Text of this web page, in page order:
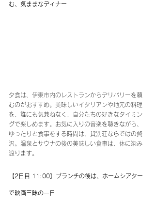
む、気ままなディナー
夕食は、伊東市内のレストランからデリバリーを頼
むのがおすすめ。美味しいイタリアンや地元の料理
を、誰にも気兼ねなく、自分たちの好きなタイミン
グで楽しめます。お気に入りの音楽を聴きながら、
ゆったりと食事をする時間は、貸別荘ならではの贅
沢。温泉とサウナの後の美味しい食事は、体に染み
渡ります。
【2日目 11:00】ブランチの後は、ホームシアター
で映画三昧の一日